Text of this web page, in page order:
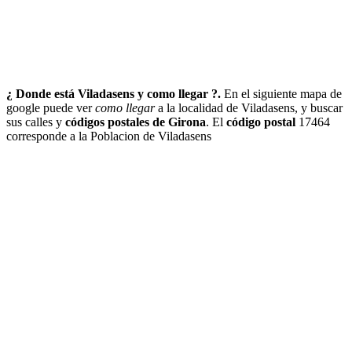
¿ Donde está Viladasens y como llegar ?. En el siguiente mapa de
google puede vercomo llegara la localidad de Viladasens, y buscar
sus calles y códigos postales de Girona. El código postal 17464
corresponde a la Poblacion de Viladasens